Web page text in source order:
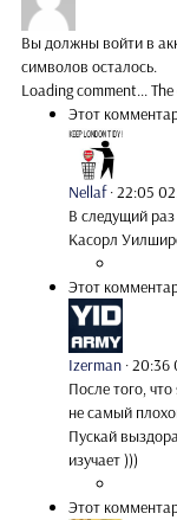
Вы должны войти в
символов осталось.
Loading comment...
Этот
Nellaf ·22:05
В следущий
Касорл
Этот
Izerman ·20:36
После того,
не самый
Пускай
изучает )))
Этот